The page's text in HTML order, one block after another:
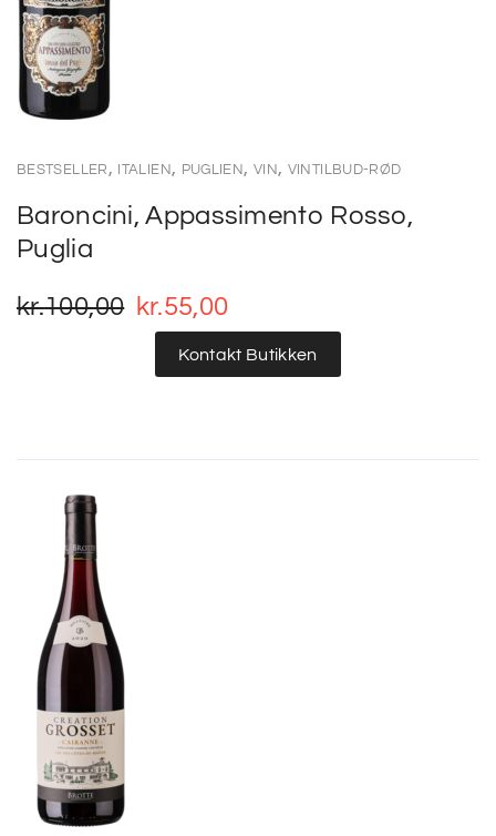
BESTSELLER , ITALIEN , PUGLIEN , VIN , VINTILBUD-RØD
Baroncini, Appassimento Rosso,
Puglia
kr.100,00 kr.55,00
Kontakt Butikken